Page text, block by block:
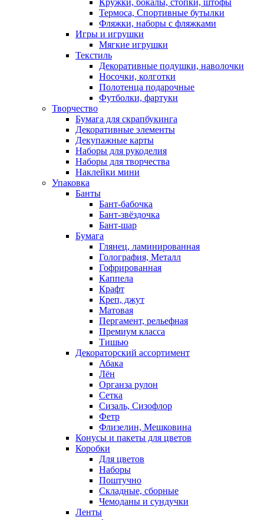
Кружки, бокалы, стопки, штофы
Термоса, Спортивные бутылки
Фляжки, наборы с фляжками
Игры и игрушки
Мягкие игрушки
Текстиль
Декоративные подушки, наволочки
Носочки, колготки
Полотенца подарочные
Футболки, фартуки
Творчество
Бумага для скрапбукинга
Декоративные элементы
Декупажные карты
Наборы для рукоделия
Наборы для творчества
Наклейки мини
Упаковка
Банты
Бант-бабочка
Бант-звёздочка
Бант-шар
Бумага
Глянец, ламинированная
Голография, Металл
Гофрированная
Каппела
Крафт
Креп, джут
Матовая
Пергамент, рельефная
Премиум класса
Тишью
Декораторский ассортимент
Абака
Лён
Органза рулон
Сетка
Сизаль, Сизофлор
Фетр
Флизелин, Мешковина
Конусы и пакеты для цветов
Коробки
Для цветов
Наборы
Поштучно
Складные, сборные
Чемоданы и сундучки
Ленты